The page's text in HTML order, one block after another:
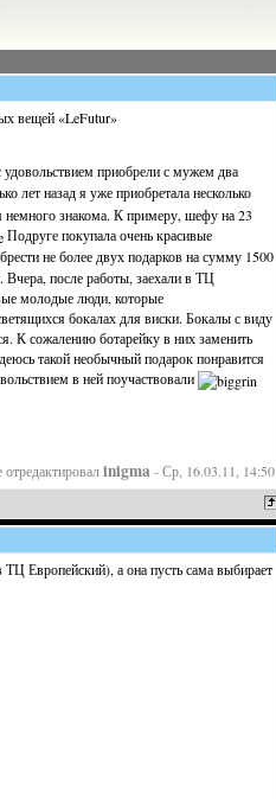
вещей «LeFutur»
удовольствием приобрели с мужем два
лет назад я уже приобретала несколько
немного знакома. К примеру, шефу на 23
Подруге покупала очень красивые
не более двух подарков на сумму 1500
после работы, заехали в ТЦ
молодые люди, которые
бокалах для виски. Бокалы с виду
К сожалению ботарейку в них заменить
такой необычный подарок понравится
в ней поучаствовали
inigma -Ср, 16.03.11, 14:50
Европейский), а она пусть сама выбирает